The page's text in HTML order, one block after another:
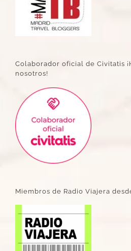
Colaborador oficial de Civitatis
nosotros!
Miembros de Radio Viajera